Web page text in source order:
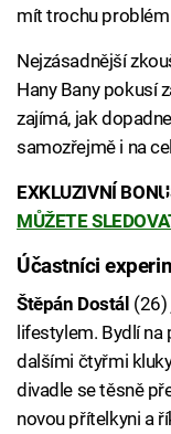
mít trochu problém
Nejzásadnější
Hany Bany pokusí
zajímá, jak
samozřejmě i na
EXKLUZIVNÍ
MŮŽETE
Účastníci
Štěpán Dostál (26)
lifestylem. Bydlí na
dalšími čtyřmi
divadle se těsně
novou přítelkyni a